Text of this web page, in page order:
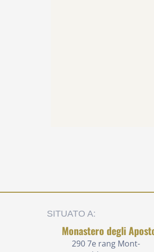
SITUATO A:
Monastero degli
290 7e rang Mont-